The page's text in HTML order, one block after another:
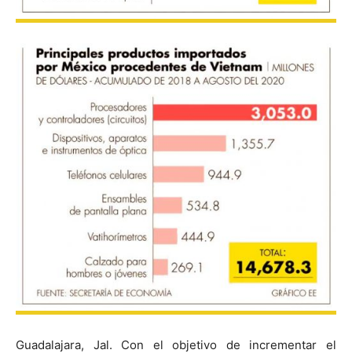
Guadalajara, Jal. Con el objetivo de incrementar el